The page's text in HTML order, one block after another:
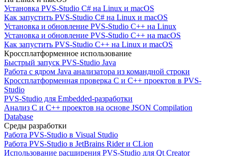
Установка PVS-Studio C# на Linux и macOS
Как запустить PVS-Studio C# на Linux и macOS
Установка и обновление PVS-Studio C++ на Linux
Установка и обновление PVS-Studio C++ на macOS
Как запустить PVS-Studio C++ на Linux и macOS
Кроссплатформенное использование
Быстрый запуск PVS-Studio Java
Работа с ядром Java анализатора из командной строки
Кроссплатформенная проверка C и C++ проектов в PVS-
Studio
PVS-Studio для Embedded-разработки
Анализ C и C++ проектов на основе JSON Compilation
Database
Среды разработки
Работа PVS-Studio в Visual Studio
Работа PVS-Studio в JetBrains Rider и CLion
Использование расширения PVS-Studio для Qt Creator